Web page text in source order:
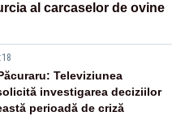
al carcaselor de ovine
Televiziunea
investigarea deciziilor
perioadă de criză